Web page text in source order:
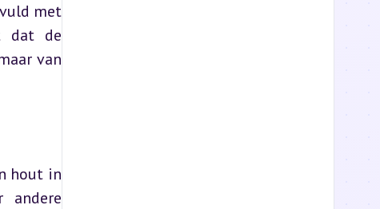
met
dat de
van
hout in